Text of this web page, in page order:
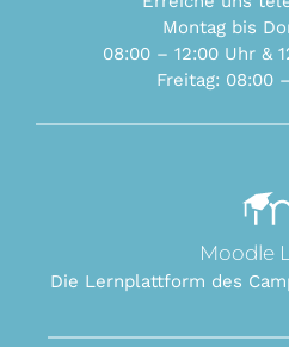
Montag bis
08:00 – 12:00 Uhr &
Freitag: 08:00 –
Moodle
Die Lernplattform des